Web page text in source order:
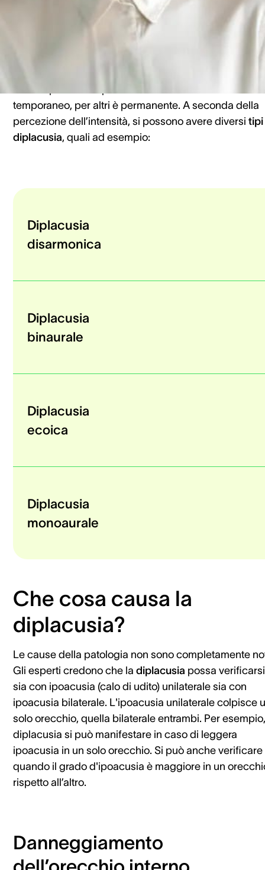
dalle orecchie. Se si soffre di
doppio udito
, il cervello
interpreterà gli impulsi delle orecchie come due suoni
distinti con una diversa intensità, tempistica e tonalità.
temporaneo, per altri è permanente. A seconda della
percezione dell’intensità, si possono avere diversi tipi
diplacusia, quali ad esempio:
Diplacusia
disarmonica
Diplacusia
binaurale
Diplacusia
ecoica
Diplacusia
monoaurale
Che cosa causa la
diplacusia?
Le cause della patologia non sono completamente
Gli esperti credono che la diplacusia possa verificarsi
sia con ipoacusia (calo di udito) unilaterale sia con
ipoacusia bilaterale. L'ipoacusia unilaterale colpisce
solo orecchio, quella bilaterale entrambi. Per
diplacusia si può manifestare in caso di leggera
ipoacusia in un solo orecchio. Si può anche verificare
quando il grado d'ipoacusia è maggiore in un
rispetto all’altro.
Danneggiamento